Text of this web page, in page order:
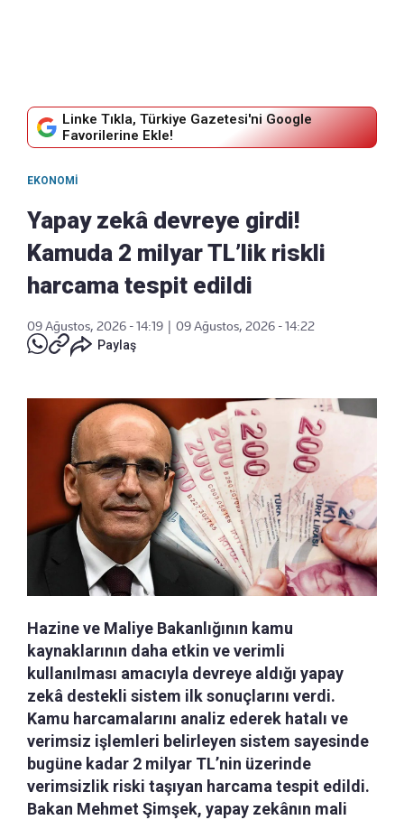
Linke Tıkla, Türkiye Gazetesi'ni Google
Favorilerine Ekle!
EKONOMI
Yapay zekâ devreye girdi!
Kamuda 2 milyar TL’lik riskli
harcama tespit edildi
09 Ağustos, 2026 - 14:19
09 Ağustos, 2026 - 14:22
Paylaş
Hazine ve Maliye Bakanlığının kamu
kaynaklarının daha etkin ve verimli
kullanılması amacıyla devreye aldığı yapay
zekâ destekli sistem ilk sonuçlarını verdi.
Kamu harcamalarını analiz ederek hatalı ve
verimsiz işlemleri belirleyen sistem sayesinde
bugüne kadar 2 milyar TL’nin üzerinde
verimsizlik riski taşıyan harcama tespit edildi.
Bakan Mehmet Şimşek, yapay zekânın mali